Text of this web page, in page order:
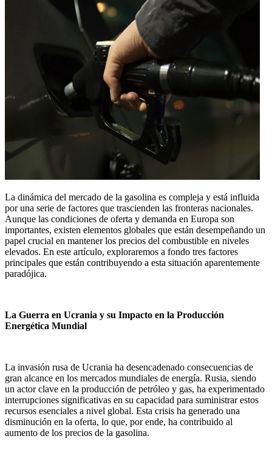
La dinámica del mercado de la gasolina es compleja y está influida
por una serie de factores que trascienden las fronteras nacionales.
Aunque las condiciones de oferta y demanda en Europa son
importantes, existen elementos globales que están desempeñando un
papel crucial en mantener los precios del combustible en niveles
elevados. En este artículo, exploraremos a fondo tres factores
principales que están contribuyendo a esta situación aparentemente
paradójica.
La Guerra en Ucrania y su Impacto en la Producción
Energética Mundial
La invasión rusa de Ucrania ha desencadenado consecuencias de
gran alcance en los mercados mundiales de energía. Rusia, siendo
un actor clave en la producción de petróleo y gas, ha experimentado
interrupciones significativas en su capacidad para suministrar estos
recursos esenciales a nivel global. Esta crisis ha generado una
disminución en la oferta, lo que, por ende, ha contribuido al
aumento de los precios de la gasolina.